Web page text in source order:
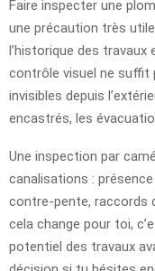
Faire inspecter une
une précaution très
l’historique des travaux
contrôle visuel ne
invisibles depuis
encastrés, les
Une inspection par
canalisations :
contre-pente, raccords
cela change pour toi,
potentiel des travaux